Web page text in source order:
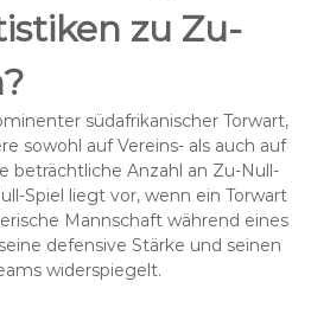
zu Zu-
südafrikanischer Torwart,
sowohl auf Vereins- als auch auf
beträchtliche Anzahl an Zu-Null-
Spiel liegt vor, wenn ein Torwart
Mannschaft während eines
defensive Stärke und seinen
widerspiegelt.